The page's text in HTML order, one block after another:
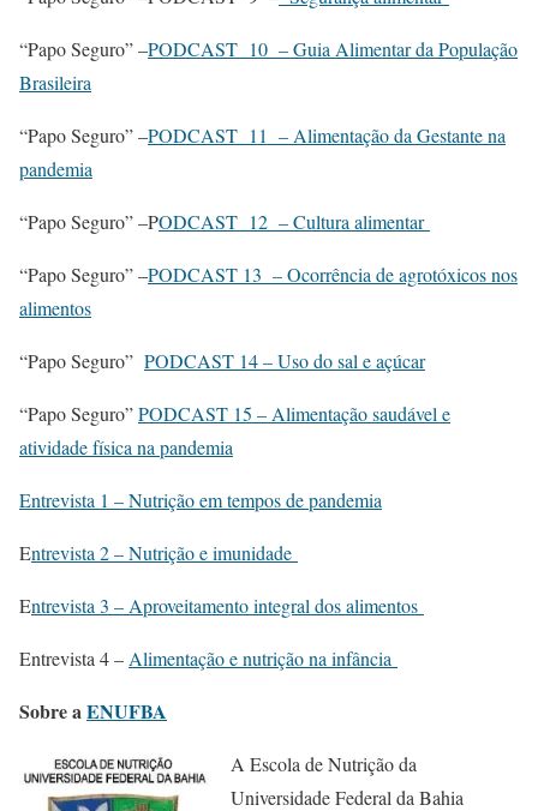
“Papo Seguro” –PODCAST 10 – Guia Alimentar da População
Brasileira
“Papo Seguro” –PODCAST 11 – Alimentação da Gestante na
pandemia
“Papo Seguro” –PODCAST 12 – Cultura alimentar
“Papo Seguro” –PODCAST 13 – Ocorrência de agrotóxicos nos
alimentos
“Papo Seguro” PODCAST 14 – Uso do sal e açúcar
“Papo Seguro”PODCAST 15 – Alimentação saudável e
atividade física na pandemia
Entrevista 1 – Nutrição em tempos de pandemia
Entrevista 2 – Nutrição e imunidade
Entrevista 3 – Aproveitamento integral dos alimentos
Entrevista 4 – Alimentação e nutrição na infância
Sobre aENUFBA
A Escola de Nutrição da
Universidade Federal da Bahia